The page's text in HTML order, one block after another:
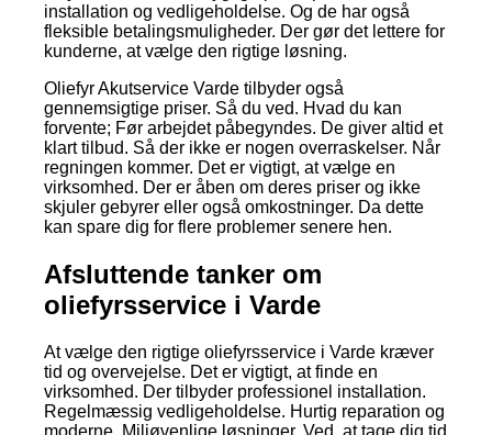
installation og vedligeholdelse. Og de har også
fleksible betalingsmuligheder. Der gør det lettere for
kunderne, at vælge den rigtige løsning.
Oliefyr Akutservice Varde tilbyder også
gennemsigtige priser. Så du ved. Hvad du kan
forvente; Før arbejdet påbegyndes. De giver altid et
klart tilbud. Så der ikke er nogen overraskelser. Når
regningen kommer. Det er vigtigt, at vælge en
virksomhed. Der er åben om deres priser og ikke
skjuler gebyrer eller også omkostninger. Da dette
kan spare dig for flere problemer senere hen.
Afsluttende tanker om
oliefyrsservice i Varde
At vælge den rigtige oliefyrsservice i Varde kræver
tid og overvejelse. Det er vigtigt, at finde en
virksomhed. Der tilbyder professionel installation.
Regelmæssig vedligeholdelse. Hurtig reparation og